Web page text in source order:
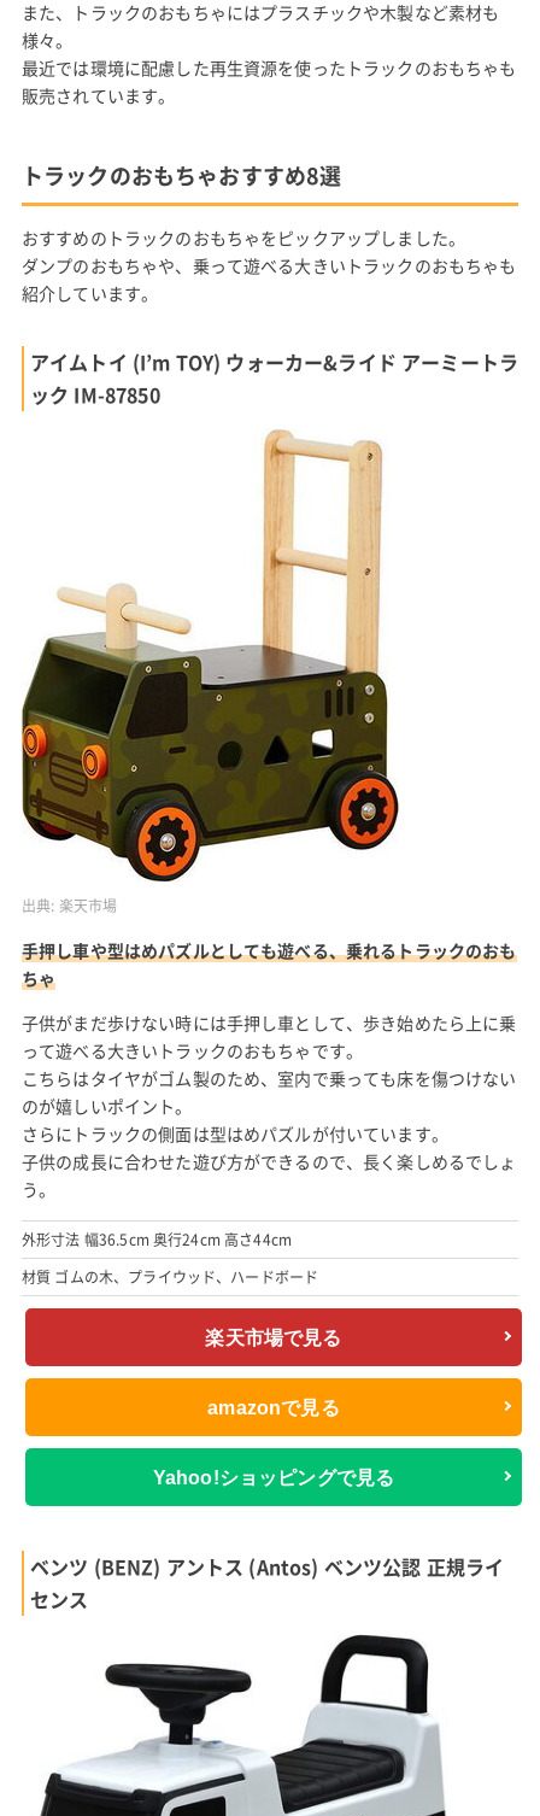
また、トラックのおもちゃにはプラスチックや木製など素材も
様々。
最近では環境に配慮した再生資源を使ったトラックのおもちゃも
販売されています。
トラックのおもちゃおすすめ8選
おすすめのトラックのおもちゃをピックアップしました。
ダンプのおもちゃや、乗って遊べる大きいトラックのおもちゃも
紹介しています。
アイムトイ (I’m TOY) ウォーカー&ライド アーミートラ
ック IM-87850
出典: 楽天市場
手押し車や型はめパズルとしても遊べる、乗れるトラックのおも
ちゃ
子供がまだ歩けない時には手押し車として、歩き始めたら上に乗
って遊べる大きいトラックのおもちゃです。
こちらはタイヤがゴム製のため、室内で乗っても床を傷つけない
のが嬉しいポイント。
さらにトラックの側面は型はめパズルが付いています。
子供の成長に合わせた遊び方ができるので、長く楽しめるでしょ
う。
外形寸法 幅36.5cm 奥行24cm 高さ44cm
材質 ゴムの木、プライウッド、ハードボード
楽天市場で見る
amazonで見る
Yahoo!ショッピングで見る
ベンツ (BENZ) アントス (Antos) ベンツ公認 正規ライ
センス